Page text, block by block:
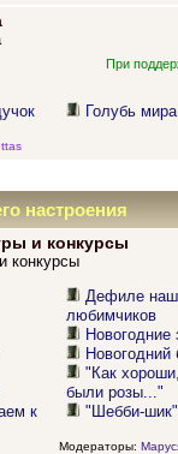
При
Голубь мира
настроения
и конкурсы
конкурсы
к
Дефиле
любимчиков
Новогодние
Новогодний
"Как
были розы..."
"Шебби-шик"
Модераторы: